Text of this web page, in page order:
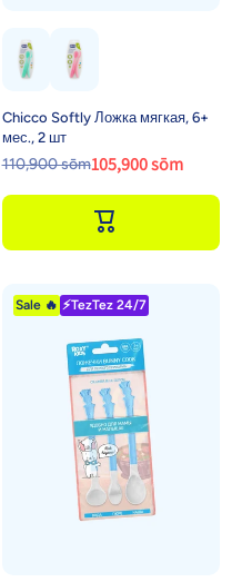
Chicco Softly Ложка мягкая, 6+
мес., 2 шт
110,900 sōm105,900 sōm
Sale 🔥 ⚡TezTez 24/7